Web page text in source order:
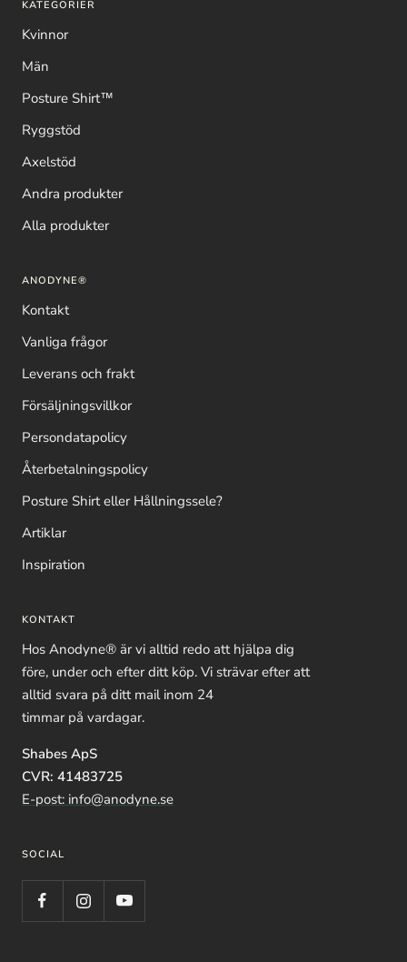
KATEGORIER
Kvinnor
Män
Posture Shirt™
Ryggstöd
Axelstöd
Andra produkter
Alla produkter
ANODYNE®
Kontakt
Vanliga frågor
Leverans och frakt
Försäljningsvillkor
Persondatapolicy
Återbetalningspolicy
Posture Shirt eller Hållningssele?
Artiklar
Inspiration
KONTAKT
Hos Anodyne® är vi alltid redo att hjälpa dig
före, under och efter ditt köp. Vi strävar efter att
alltid svara på ditt mail inom 24
timmar på vardagar.
Shabes ApS
CVR: 41483725
E-post: info@anodyne.se
SOCIAL